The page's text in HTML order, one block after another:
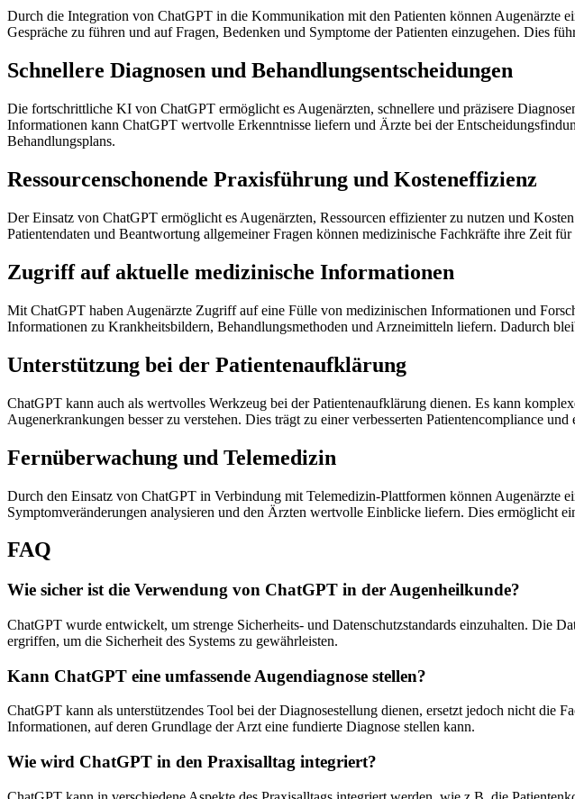
Durch die Integration von ChatGPT in die Kommunikation mit den Patienten können Augenärzte
Gespräche zu führen und auf Fragen, Bedenken und Symptome der Patienten einzugehen. Dies
Schnellere Diagnosen und Behandlungsentscheidungen
Die fortschrittliche KI von ChatGPT ermöglicht es Augenärzten, schnellere und präzisere
Informationen kann ChatGPT wertvolle Erkenntnisse liefern und Ärzte bei der
Behandlungsplans.
Ressourcenschonende Praxisführung und Kosteneffizienz
Der Einsatz von ChatGPT ermöglicht es Augenärzten, Ressourcen effizienter zu nutzen und
Patientendaten und Beantwortung allgemeiner Fragen können medizinische Fachkräfte ihre Zeit
Zugriff auf aktuelle medizinische Informationen
Mit ChatGPT haben Augenärzte Zugriff auf eine Fülle von medizinischen Informationen und
Informationen zu Krankheitsbildern, Behandlungsmethoden und Arzneimitteln liefern. Dadurch
Unterstützung bei der Patientenaufklärung
ChatGPT kann auch als wertvolles Werkzeug bei der Patientenaufklärung dienen. Es kann
Augenerkrankungen besser zu verstehen. Dies trägt zu einer verbesserten Patientencompliance
Fernüberwachung und Telemedizin
Durch den Einsatz von ChatGPT in Verbindung mit Telemedizin-Plattformen können
Symptomveränderungen analysieren und den Ärzten wertvolle Einblicke liefern. Dies ermöglicht
FAQ
Wie sicher ist die Verwendung von ChatGPT in der Augenheilkunde?
ChatGPT wurde entwickelt, um strenge Sicherheits- und Datenschutzstandards einzuhalten. Die
ergriffen, um die Sicherheit des Systems zu gewährleisten.
Kann ChatGPT eine umfassende Augendiagnose stellen?
ChatGPT kann als unterstützendes Tool bei der Diagnosestellung dienen, ersetzt jedoch nicht
Informationen, auf deren Grundlage der Arzt eine fundierte Diagnose stellen kann.
Wie wird ChatGPT in den Praxisalltag integriert?